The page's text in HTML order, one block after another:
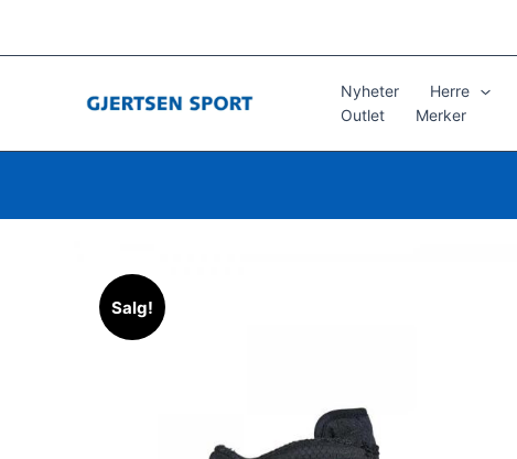
til
Nyheter Herre
Outlet
Merker
Salg!